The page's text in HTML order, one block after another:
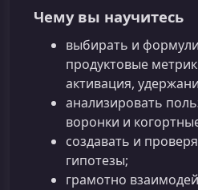
Чему вы научитесь
выбирать и
продуктовые
активация,
анализировать
воронки и
создавать и
гипотезы;
грамотно